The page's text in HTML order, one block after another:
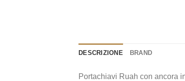
DESCRIZIONE BRAND
Portachiavi Ruah con ancora